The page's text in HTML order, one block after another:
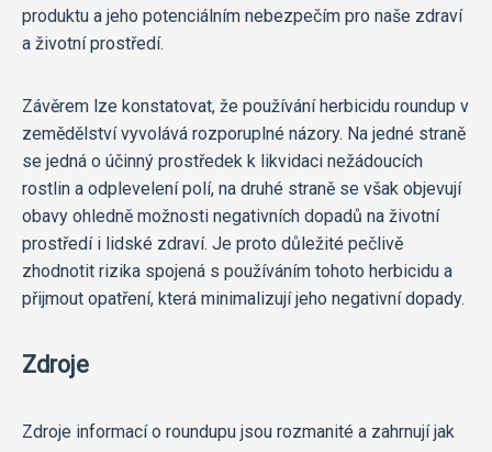
produktu a jeho potenciálním nebezpečím pro naše zdraví
a životní prostředí.
Závěrem lze konstatovat, že používání herbicidu roundup v
zemědělství vyvolává rozporuplné názory. Na jedné straně
se jedná o účinný prostředek k likvidaci nežádoucích
rostlin a odplevelení polí, na druhé straně se však objevují
obavy ohledně možnosti negativních dopadů na životní
prostředí i lidské zdraví. Je proto důležité pečlivě
zhodnotit rizika spojená s používáním tohoto herbicidu a
přijmout opatření, která minimalizují jeho negativní dopady.
Zdroje
Zdroje informací o roundupu jsou rozmanité a zahrnují jak